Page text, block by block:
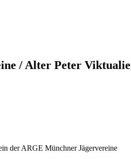
/ Alter Peter
der ARGE Münchner Jägervereine